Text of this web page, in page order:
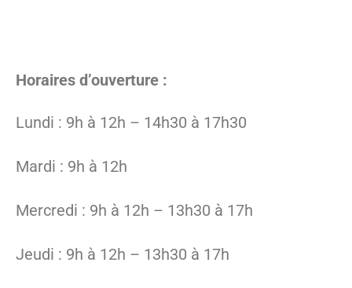
Horaires d’ouverture :
Lundi : 9h à 12h – 14h30 à 17h30
Mardi : 9h à 12h
Mercredi : 9h à 12h – 13h30 à 17h
Jeudi : 9h à 12h – 13h30 à 17h